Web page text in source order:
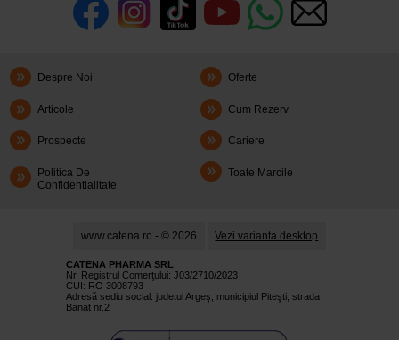
Despre Noi Oferte
Articole Cum Rezerv
Prospecte Cariere
Politica De
Confidentialitate
Toate Marcile
www.catena.ro - © 2026 Vezi varianta desktop
CATENA PHARMA SRL
Nr. Registrul Comerţului: J03/2710/2023
CUI: RO 3008793
Adresă sediu social: judetul Argeş, municipiul Piteşti, strada
Banat nr.2